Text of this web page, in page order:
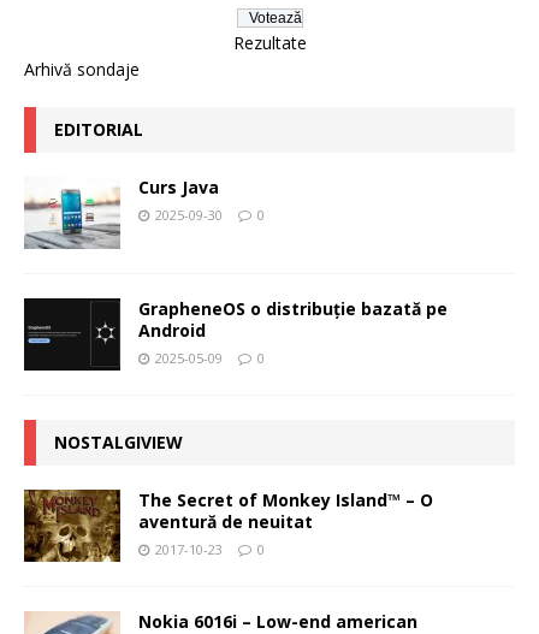
Rezultate
Arhivă sondaje
EDITORIAL
Curs Java
2025-09-30 0
GrapheneOS o distribuție bazată pe
Android
2025-05-09 0
NOSTALGIVIEW
The Secret of Monkey Island™ – O
aventură de neuitat
2017-10-23 0
Nokia 6016i – Low-end american